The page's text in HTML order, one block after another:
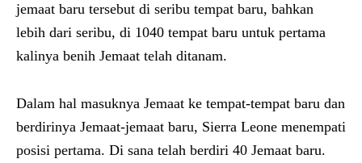
jemaat baru tersebut di seribu tempat baru, bahkan
lebih dari seribu, di 1040 tempat baru untuk pertama
kalinya benih Jemaat telah ditanam.
Dalam hal masuknya Jemaat ke tempat-tempat baru dan
berdirinya Jemaat-jemaat baru, Sierra Leone menempati
posisi pertama. Di sana telah berdiri 40 Jemaat baru.